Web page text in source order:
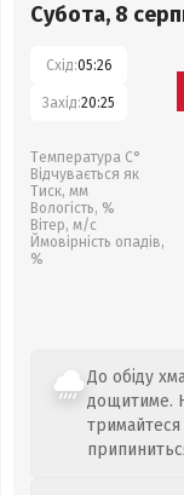
Субота, 8
Схід:05:26
Захід:20:25
Температура С°
Відчувається як
Тиск, мм
Вологість, %
Вітер, м/с
Ймовірність опадів,
%
До обіду
дощитиме.
тримайтеся